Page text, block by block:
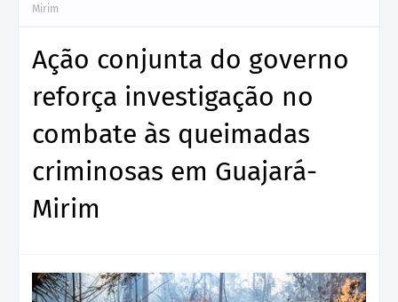
Mirim
Ação conjunta do governo
reforça investigação no
combate às queimadas
criminosas em Guajará-
Mirim